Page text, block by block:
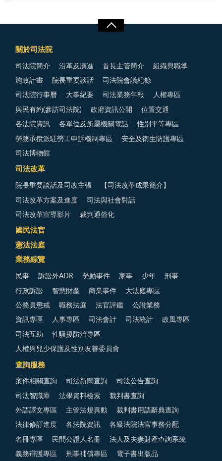
關於司法院
司法院簡介 沿革及演進 首長主管簡介 組織與職掌
施政計畫 院長重要談話 司法院會議紀錄
司法院行事曆 大事紀要 司法業務年報 人權專區
與民有約(參訪司法院) 政府資訊公開 位置交通
各法院資訊 各單位及所屬機關電話 性別平等專區
勞務承攬派駐勞工申訴機制專區 安全及衛生防護專區
司法博物館
司法改革
院長重要談話及司改主張 【司法改革成果簡介】
司法改革方案及進度 司法與社會對話
司法改革宣導影片 裁判通俗化
國民法官
憲法法庭
業務綜覽
民事 訴訟外ADR 勞動事件 家事 少年 刑事
行政訴訟 智慧財產 商業事件 大法庭專區
公務員懲戒 職務法庭 法官評鑑 公證業務
資訊專區 人事專區 司法會計 司法統計 政風專區
司法互助 性騷擾防治專區
人權與兒少保護及性別友善委員會
查詢服務
案件相關查詢 司法新聞查詢 司法公告查詢
司法智識庫 法學資料檢索 裁判書查詢
外語譯文專區 主管法規異動 裁判書用語辭典查詢
法律修訂進度 各法院資訊 各級法院法官事務分配
名冊專區 民間公證人名冊 法人及夫妻財產查詢系統
義務辯護專區 刑事補償專區 電子書出版品